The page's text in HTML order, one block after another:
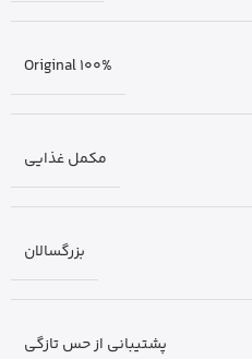
Original 100%
مکمل غذایی
بزرگسالان
پشتیبانی از حس تازگی